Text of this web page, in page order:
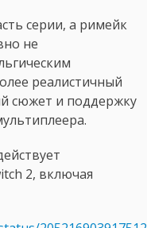
серии, а римейк
не
реалистичный
сюжет и поддержку
2, включая